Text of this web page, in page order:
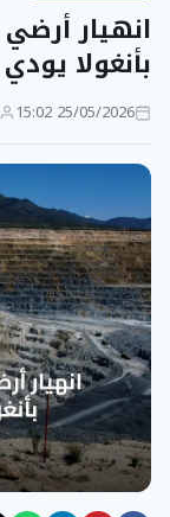
انهيار
بأنغولا يودي
25/05/2026 15:02